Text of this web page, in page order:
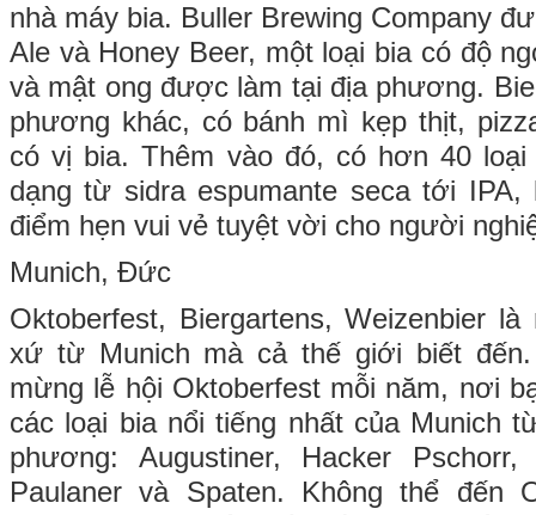
nhà máy bia. Buller Brewing Company
Ale và Honey Beer, một loại bia có độ
và mật ong được làm tại địa phương.
phương khác, có bánh mì kẹp thịt,
có vị bia. Thêm vào đó, có hơn 40
dạng từ sidra espumante seca tới
điểm hẹn vui vẻ tuyệt vời cho người
Munich, Đức
Oktoberfest, Biergartens, Weizenbier
xứ từ Munich mà cả thế giới biết
mừng lễ hội Oktoberfest mỗi năm, nơi
các loại bia nổi tiếng nhất của Munich
phương: Augustiner, Hacker Pschorr,
Paulaner và Spaten. Không thể đến